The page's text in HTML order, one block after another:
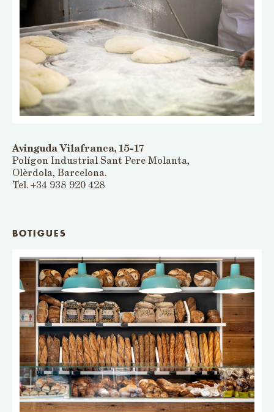
Avinguda Vilafranca, 15-17
Polígon Industrial Sant Pere Molanta,
Olèrdola, Barcelona.
Tel. +34 938 920 428
BOTIGUES